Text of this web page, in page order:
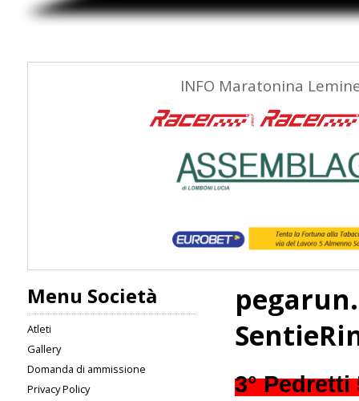
INFO Maratonina
Menu Società
Atleti
Gallery
Domanda di ammissione
Privacy Policy
3° Pedretti